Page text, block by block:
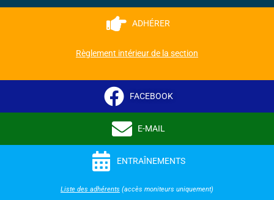
ADHÉRER
Règlement intérieur de la section
FACEBOOK
E-MAIL
ENTRAÎNEMENTS
Liste des adhérents (accès moniteurs uniquement)